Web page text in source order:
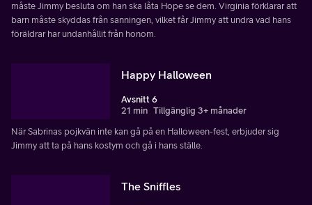
måste Jimmy besluta om han ska låta Hope se dem. Virginia förklarar att
barn måste skyddas från sanningen, vilket får Jimmy att undra vad hans
föräldrar har undanhållit från honom.
Happy Halloween
Avsnitt 6
21 min Tillgänglig 3+ månader
När Sabrinas pojkvän inte kan gå på en Halloween-fest, erbjuder sig
Jimmy att ta på hans kostym och gå i hans ställe.
The Sniffles